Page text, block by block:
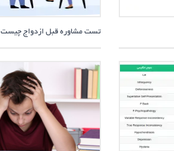
تست مشاوره قبل ازدواج چیست